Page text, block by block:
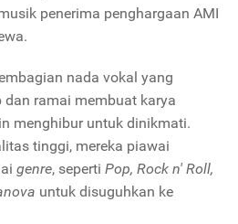
penerima penghargaan AMI
nada vokal yang
ramai membuat karya
menghibur untuk dinikmati.
tinggi, mereka piawai
genre, seperti Pop, Rock n' Roll,
untuk disuguhkan ke